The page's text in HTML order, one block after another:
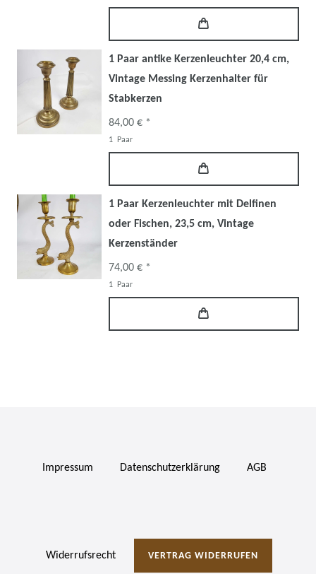
1 Paar antike Kerzenleuchter 20,4 cm,
Vintage Messing Kerzenhalter für
Stabkerzen
84,00 € *
1 Paar
1 Paar Kerzenleuchter mit Delfinen
oder Fischen, 23,5 cm, Vintage
Kerzenständer
74,00 € *
1 Paar
Impressum Daten­schutz­erklärung AGB
Widerrufs­recht VERTRAG WIDERRUFEN